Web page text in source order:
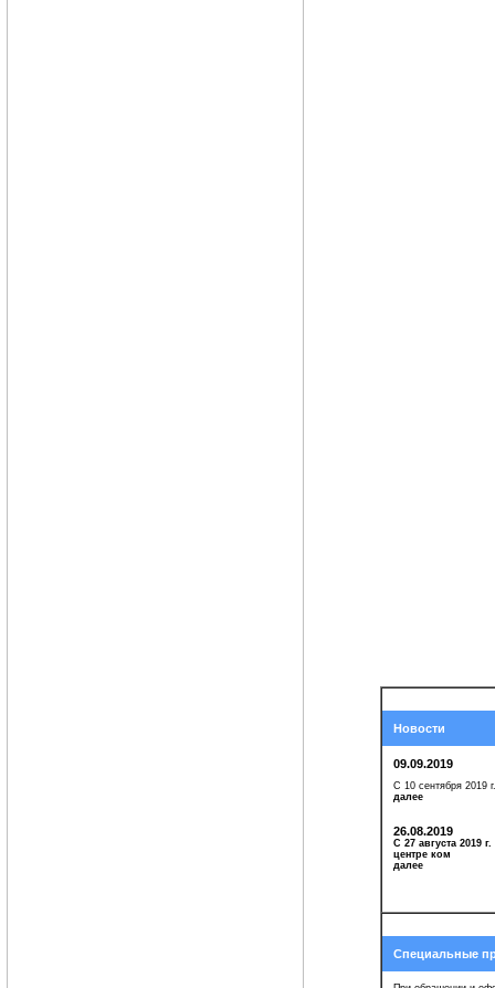
Новости
09.09.2019
С 10 сентября 2019
далее
26.08.2019
С 27 августа 2019
центре ком
далее
Специальные